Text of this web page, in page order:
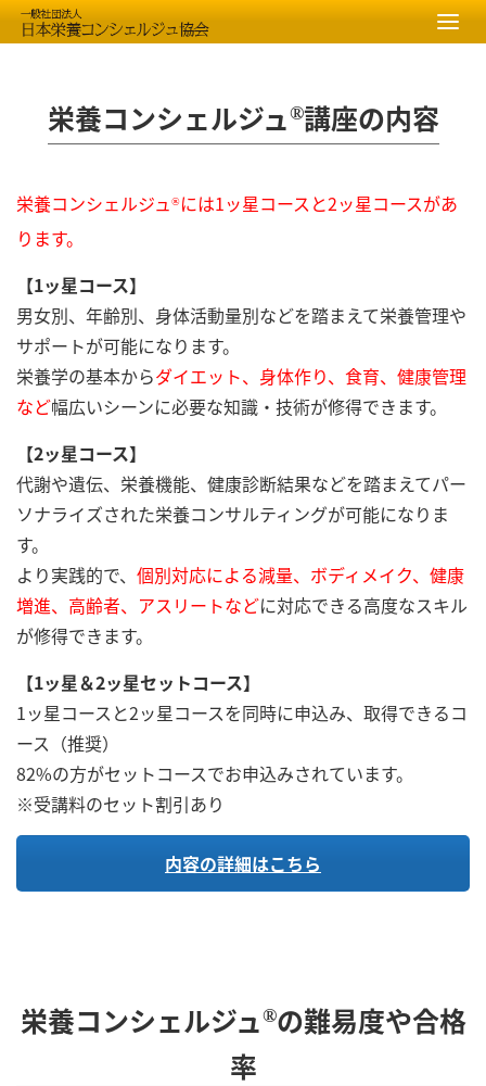
栄養コンシェルジュ®︎講座の内容
栄養コンシェルジュ®︎には1ッ星コースと2ッ星コースがあ
ります。
【1ッ星コース】
男女別、年齢別、身体活動量別などを踏まえて栄養管理や
サポートが可能になります。
栄養学の基本からダイエット、身体作り、食育、健康管理
など幅広いシーンに必要な知識・技術が修得できます。
【2ッ星コース】
代謝や遺伝、栄養機能、健康診断結果などを踏まえてパー
ソナライズされた栄養コンサルティングが可能になりま
す。
より実践的で、 個別対応による減量、ボディメイク、健康
増進、高齢者、アスリートなどに対応できる高度なスキル
が修得できます。
【1ッ星＆2ッ星セットコース】
1ッ星コースと2ッ星コースを同時に申込み、取得できるコ
ース（推奨）
82%の方がセットコースでお申込みされています。
※受講料のセット割引あり
内容の詳細はこちら
栄養コンシェルジュ®︎の難易度や合格
率